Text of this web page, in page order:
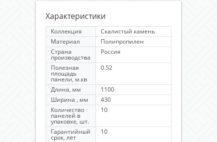
Характеристики
Коллекция
Скалистый камень
Материал
Полипропилен
Страна
производства
Россия
Полезная
площадь
панели, м.кв
0.52
Длина, мм
1100
Ширина , мм
430
Количество
панелей в
упаковке, шт.
10
Гарантийный
срок, лет
10